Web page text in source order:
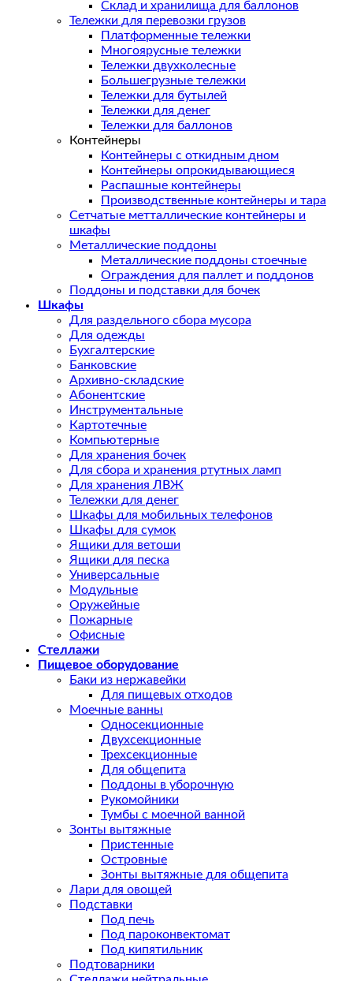
Склад и хранилища для баллонов
Тележки для перевозки грузов
Платформенные тележки
Многоярусные тележки
Тележки двухколесные
Большегрузные тележки
Тележки для бутылей
Тележки для денег
Тележки для баллонов
Контейнеры
Контейнеры с откидным дном
Контейнеры опрокидывающиеся
Распашные контейнеры
Производственные контейнеры и тара
Сетчатые метталлические контейнеры и
шкафы
Металлические поддоны
Металлические поддоны стоечные
Ограждения для паллет и поддонов
Поддоны и подставки для бочек
Шкафы
Для раздельного сбора мусора
Для одежды
Бухгалтерские
Банковские
Архивно-складские
Абонентские
Инструментальные
Картотечные
Компьютерные
Для хранения бочек
Для сбора и хранения ртутных ламп
Для хранения ЛВЖ
Тележки для денег
Шкафы для мобильных телефонов
Шкафы для сумок
Ящики для ветоши
Ящики для песка
Универсальные
Модульные
Оружейные
Пожарные
Офисные
Стеллажи
Пищевое оборудование
Баки из нержавейки
Для пищевых отходов
Моечные ванны
Односекционные
Двухсекционные
Трехсекционные
Для общепита
Поддоны в уборочную
Рукомойники
Тумбы с моечной ванной
Зонты вытяжные
Пристенные
Островные
Зонты вытяжные для общепита
Лари для овощей
Подставки
Под печь
Под пароконвектомат
Под кипятильник
Подтоварники